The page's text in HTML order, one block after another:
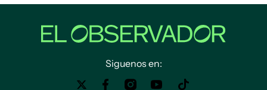
Siguenos en: